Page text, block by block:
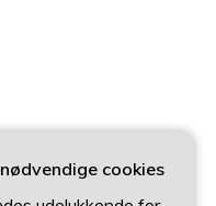
cookies